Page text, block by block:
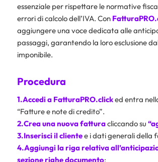
essenziale per rispettare le normative
errori di calcolo dell’IVA. Con
aggiungere una voce dedicata alle
passaggi, garantendo la loro esclusione
imponibile.
Procedura
1.Accedi a FatturaPRO.clicked entra
“Fatture e note di credito”.
2.Crea una nuova fatturacliccando su
3.Inserisci il clientee i dati generali della
4.Aggiungi la riga relativa
sezione righe documento: